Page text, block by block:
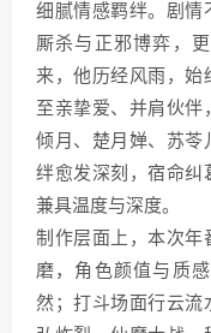
细腻情感羁绊。剧情
厮杀与正邪博弈，
来，他历经风雨，始
至亲挚爱、并肩伙伴
倾月、楚月婵、苏苓
绊愈发深刻，宿命纠
兼具温度与深度。
制作层面上，本次年
磨，角色颜值与质
然；打斗场面行云流